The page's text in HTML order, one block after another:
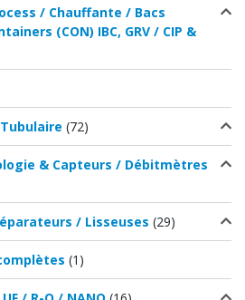
/ Chauffante / Bacs
(CON) IBC, GRV / CIP &
(72)
& Capteurs / Débitmètres
/ Lisseuses (29)
(1)